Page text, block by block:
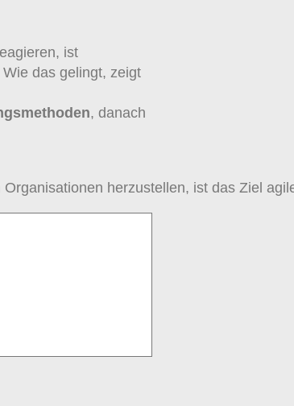
ist
das gelingt, zeigt
, danach
herzustellen, ist das Ziel